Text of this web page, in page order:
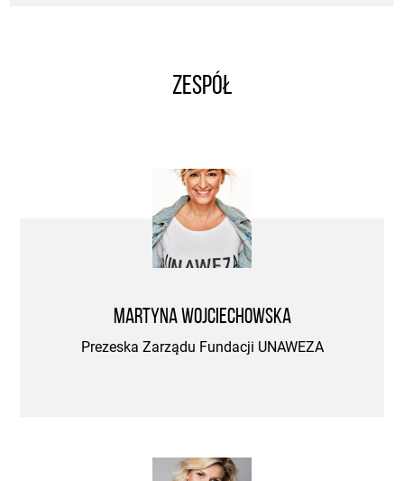
ZESPÓŁ
Martyna Wojciechowska
Prezeska Zarządu Fundacji UNAWEZA